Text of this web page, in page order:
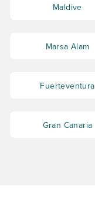
Maldive
Marsa Alam
Fuerteventura
Gran Canaria